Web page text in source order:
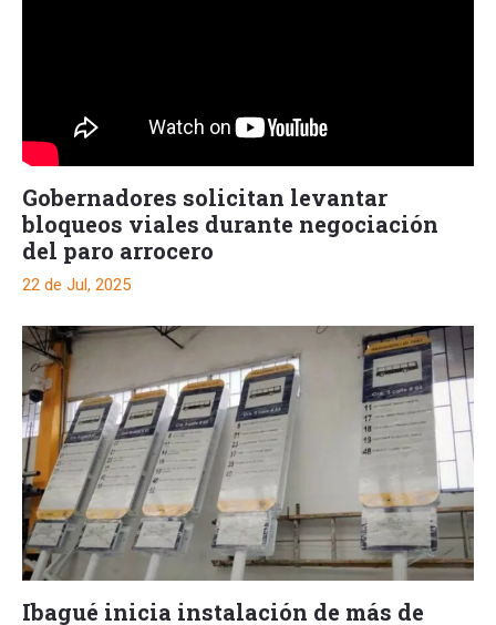
Gobernadores solicitan levantar
bloqueos viales durante negociación
del paro arrocero
22 de Jul, 2025
Ibagué inicia instalación de más de